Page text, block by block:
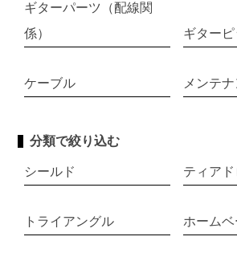
ギターパーツ（配線関
係）
ギターピ
ケーブル メンテ
分類で絞り込む
シールド ティア
トライアングル ホームベ